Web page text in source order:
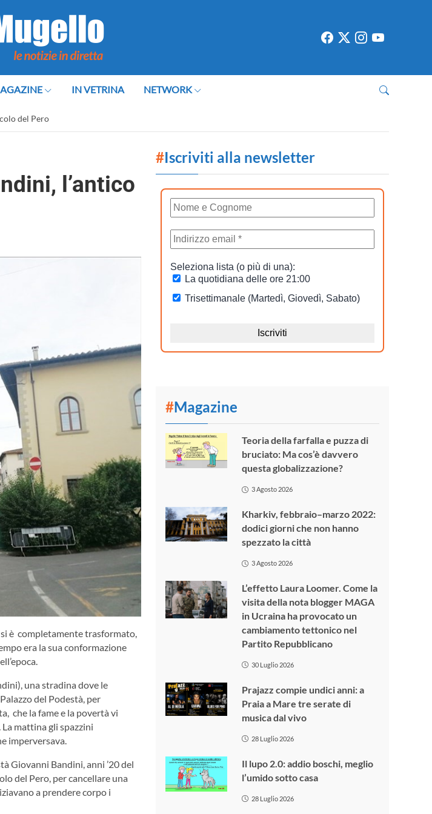
IN VETRINA NETWORK
del Pero
l’antico
è completamente trasformato,
era la sua conformazione
una stradina dove le
del Podestà, per
che la fame e la povertà vi
mattina gli spazzini
imperversava.
Giovanni Bandini, anni ’20 del
del Pero, per cancellare una
a prendere corpo i
#Iscriviti alla newsletter
#Magazine
Teoria della farfalla e puzza di
bruciato: Ma cos’è davvero
questa globalizzazione?
3 Agosto 2026
Kharkiv, febbraio–marzo 2022:
dodici giorni che non hanno
spezzato la città
3 Agosto 2026
L’effetto Laura Loomer. Come la
visita della nota blogger MAGA
in Ucraina ha provocato un
cambiamento tettonico nel
Partito Repubblicano
30 Luglio 2026
Prajazz compie undici anni: a
Praia a Mare tre serate di
musica dal vivo
28 Luglio 2026
Il lupo 2.0: addio boschi, meglio
l’umido sotto casa
28 Luglio 2026